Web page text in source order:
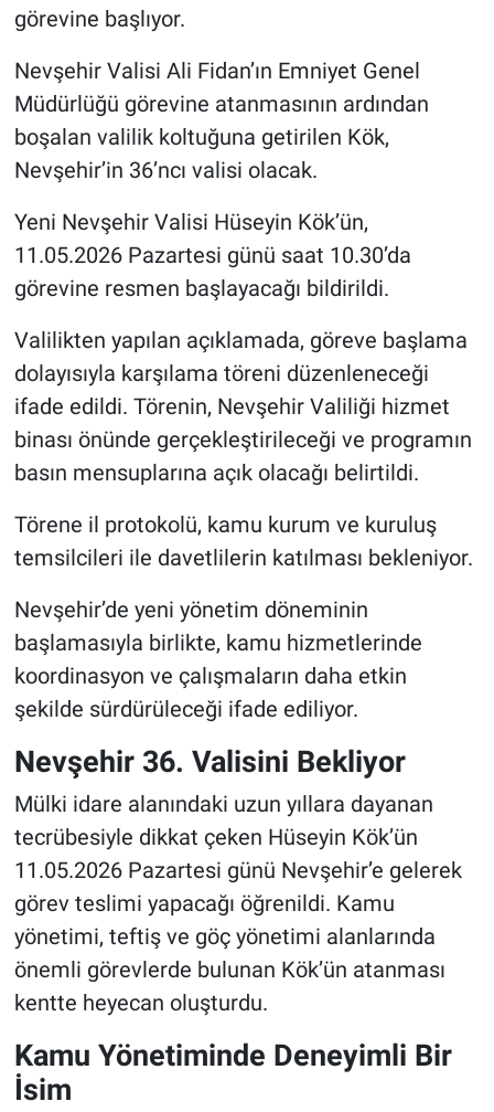
görevine başlıyor.
Nevşehir Valisi Ali Fidan’ın Emniyet Genel
Müdürlüğü görevine atanmasının ardından
boşalan valilik koltuğuna getirilen Kök,
Nevşehir’in 36’ncı valisi olacak.
Yeni Nevşehir Valisi Hüseyin Kök’ün,
11.05.2026 Pazartesi günü saat 10.30’da
görevine resmen başlayacağı bildirildi.
Valilikten yapılan açıklamada, göreve başlama
dolayısıyla karşılama töreni düzenleneceği
ifade edildi. Törenin, Nevşehir Valiliği hizmet
binası önünde gerçekleştirileceği ve programın
basın mensuplarına açık olacağı belirtildi.
Törene il protokolü, kamu kurum ve kuruluş
temsilcileri ile davetlilerin katılması bekleniyor.
Nevşehir’de yeni yönetim döneminin
başlamasıyla birlikte, kamu hizmetlerinde
koordinasyon ve çalışmaların daha etkin
şekilde sürdürüleceği ifade ediliyor.
Nevşehir 36. Valisini Bekliyor
Mülki idare alanındaki uzun yıllara dayanan
tecrübesiyle dikkat çeken Hüseyin Kök’ün
11.05.2026 Pazartesi günü Nevşehir’e gelerek
görev teslimi yapacağı öğrenildi. Kamu
yönetimi, teftiş ve göç yönetimi alanlarında
önemli görevlerde bulunan Kök’ün atanması
kentte heyecan oluşturdu.
Kamu Yönetiminde Deneyimli Bir
İsim
Niğde
Aksaray
Kırşehir
Yerel
Genel
Asayiş
Kültür - Sanat
Politika
Magazin
Çevre